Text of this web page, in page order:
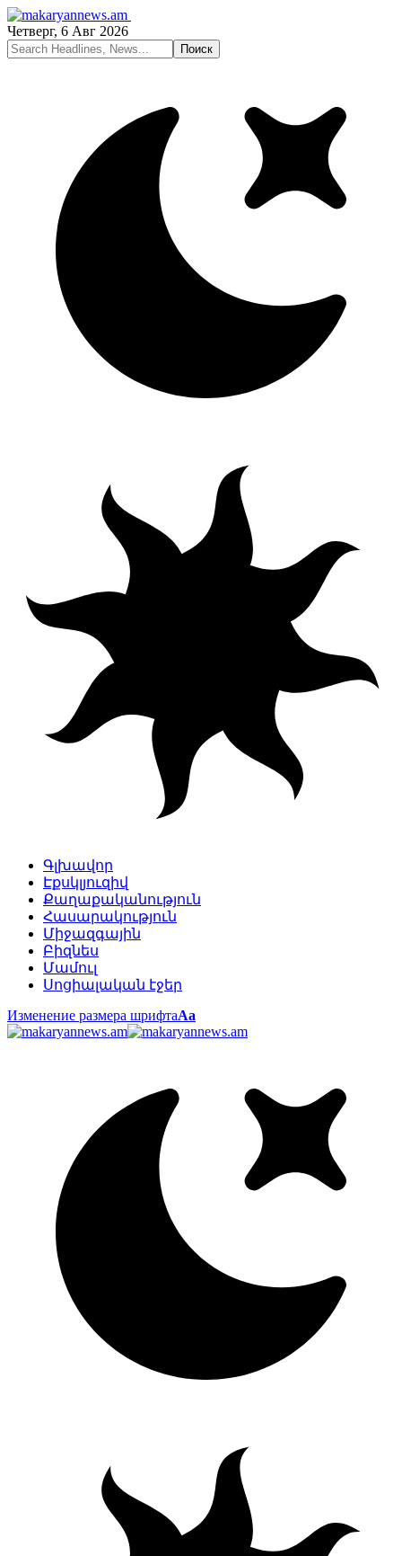
Четверг, 6 Авг 2026
Գլխավոր
Էքսկլյուզիվ
Քաղաքականություն
Հասարակություն
Միջազգային
Բիզնես
Մամուլ
Սոցիալական էջեր
Изменение размера шрифтаАа